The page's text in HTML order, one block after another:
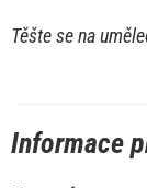
Těšte se na
Informace